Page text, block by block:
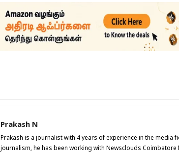
Prakash N
Prakash is a journalist with 4 years of experience in the media
journalism, he has been working with Newsclouds